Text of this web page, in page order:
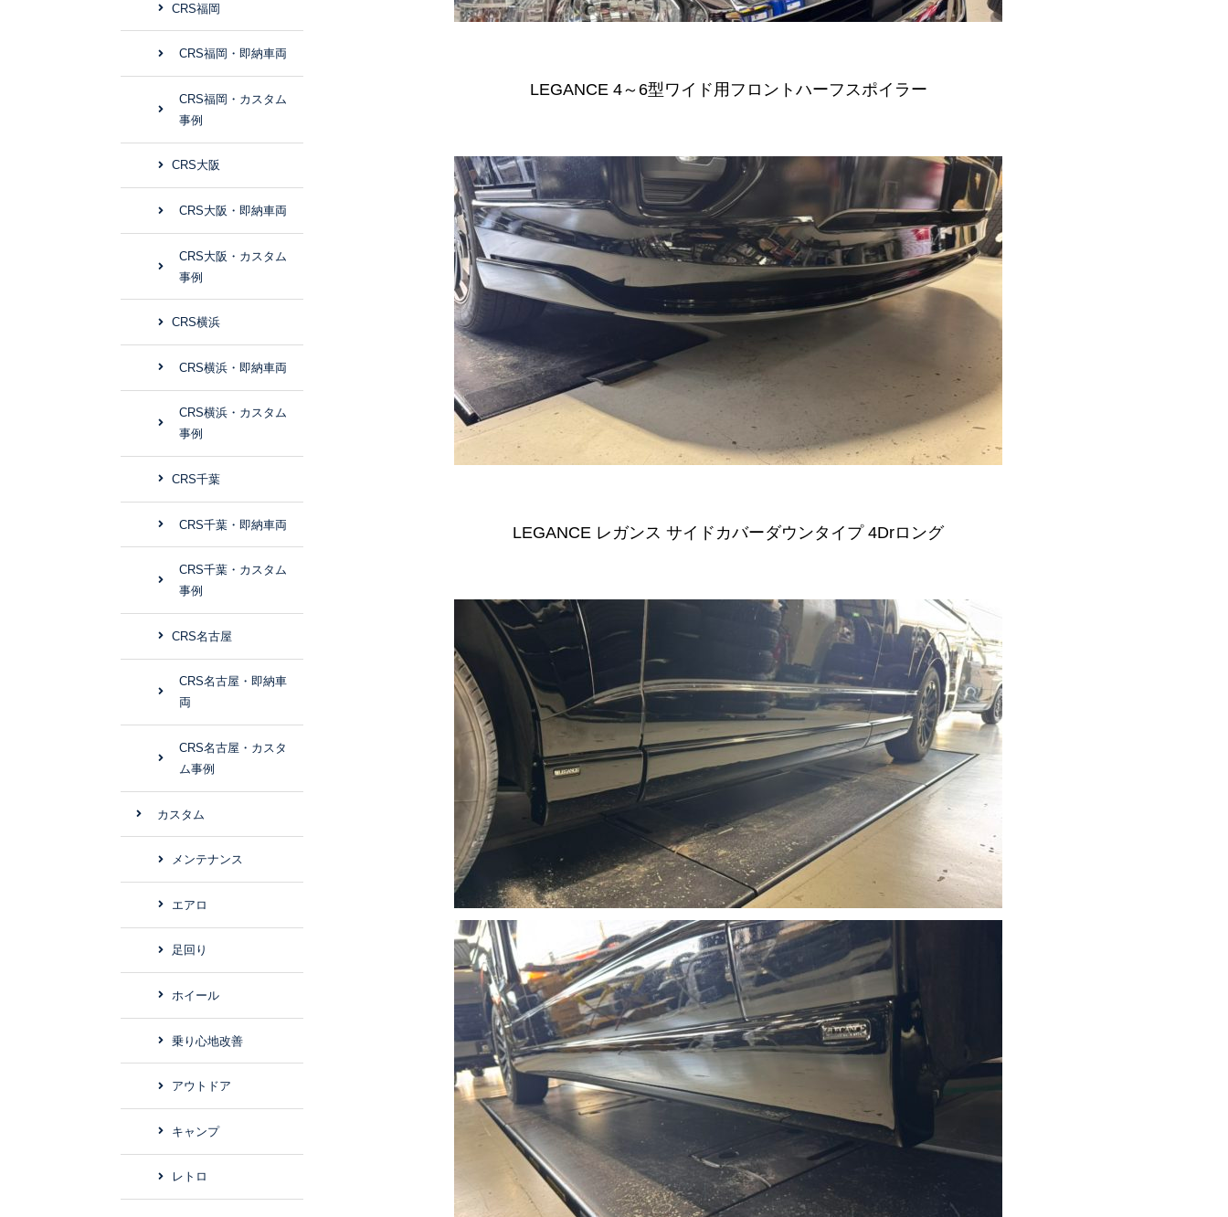
LEGANCE 4～6型ワイド用フロントハーフスポイラー
LEGANCE レガンス サイドカバーダウンタイプ 4Drロング
CRS福岡
CRS福岡・即納車両
CRS福岡・カスタム
事例
CRS大阪
CRS大阪・即納車両
CRS大阪・カスタム
事例
CRS横浜
CRS横浜・即納車両
CRS横浜・カスタム
事例
CRS千葉
CRS千葉・即納車両
CRS千葉・カスタム
事例
CRS名古屋
CRS名古屋・即納車
両
CRS名古屋・カスタ
ム事例
カスタム
メンテナンス
エアロ
足回り
ホイール
乗り心地改善
アウトドア
キャンプ
レトロ